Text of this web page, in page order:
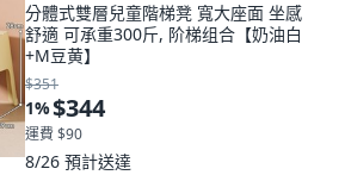
分體式雙層兒童階梯凳 寬大座面 坐感
舒適 可承重300斤, 阶梯组合【奶油白
+M豆黄】
$351
1%$344
運費 $90
8/26 預計送達